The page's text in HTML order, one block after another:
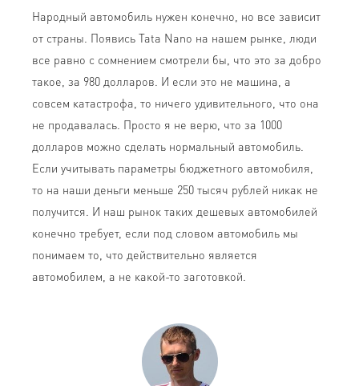
Народный автомобиль нужен конечно, но все зависит
от страны. Появись Tata Nano на нашем рынке, люди
все равно с сомнением смотрели бы, что это за добро
такое, за 980 долларов. И если это не машина, а
совсем катастрофа, то ничего удивительного, что она
не продавалась. Просто я не верю, что за 1000
долларов можно сделать нормальный автомобиль.
Если учитывать параметры бюджетного автомобиля,
то на наши деньги меньше 250 тысяч рублей никак не
получится. И наш рынок таких дешевых автомобилей
конечно требует, если под словом автомобиль мы
понимаем то, что действительно является
автомобилем, а не какой-то заготовкой.